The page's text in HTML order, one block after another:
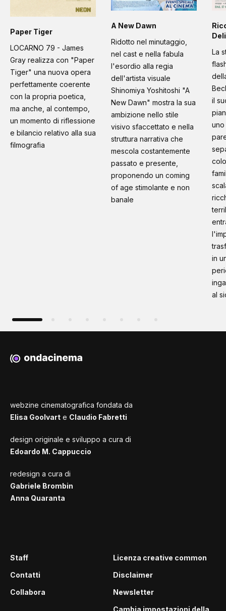
Paper Tiger
LOCARNO 79 - James
Gray realizza con "Paper
Tiger" una nuova opera
perfettamente coerente
con la propria poetica,
ma anche, al contempo,
un momento di riflessione
e bilancio relativo alla sua
filmografia
A New Dawn
Ridotto nel minutaggio,
nel cast e nella fabula
l'esordio alla regia
dell'artista visuale
Shinomiya Yoshitoshi "A
New Dawn" mostra la sua
ambizione nello stile
visivo sfaccettato e nella
struttura narrativa che
mescola costantemente
passato e presente,
proponendo un coming
of age stimolante e non
banale
La
il
in
al
webzine cinematografica fondata da
Elisa Goolvart e Claudio Fabretti
design originale e sviluppo a cura di
Edoardo M. Cappuccio
redesign a cura di
Gabriele Brombin
Anna Quaranta
Staff
Contatti
Collabora
Licenza creative common
Disclaimer
Newsletter